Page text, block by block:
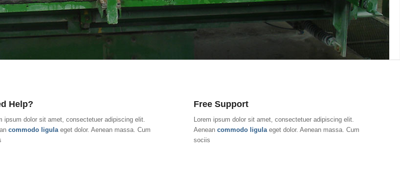
Help?
ipsum dolor sit amet, consectetuer adipiscing elit.
commodo ligulaeget dolor. Aenean massa. Cum
Free Support
Lorem ipsum dolor sit amet, consectetuer adipiscing elit.
Aeneancommodo ligulaeget dolor. Aenean massa. Cum
sociis